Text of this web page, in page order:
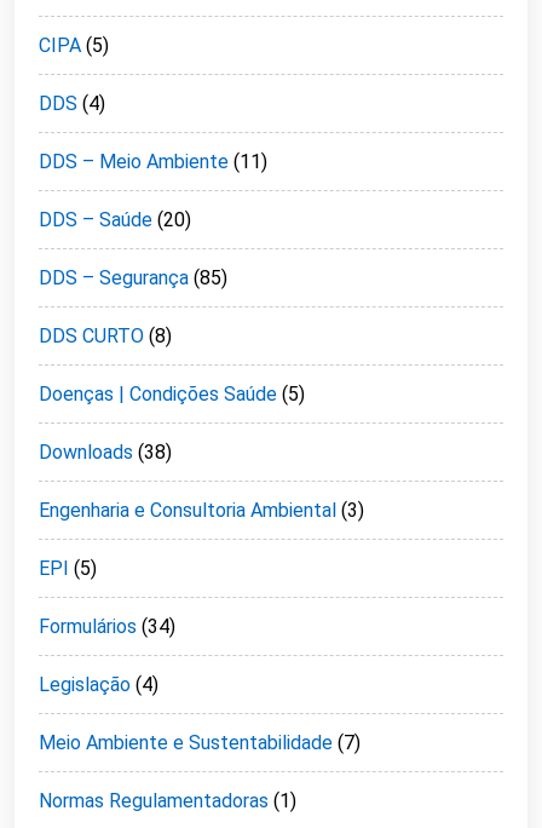
CIPA (5)
DDS (4)
DDS – Meio Ambiente (11)
DDS – Saúde (20)
DDS – Segurança (85)
DDS CURTO (8)
Doenças | Condições Saúde (5)
Downloads (38)
Engenharia e Consultoria Ambiental (3)
EPI (5)
Formulários (34)
Legislação (4)
Meio Ambiente e Sustentabilidade (7)
Normas Regulamentadoras (1)